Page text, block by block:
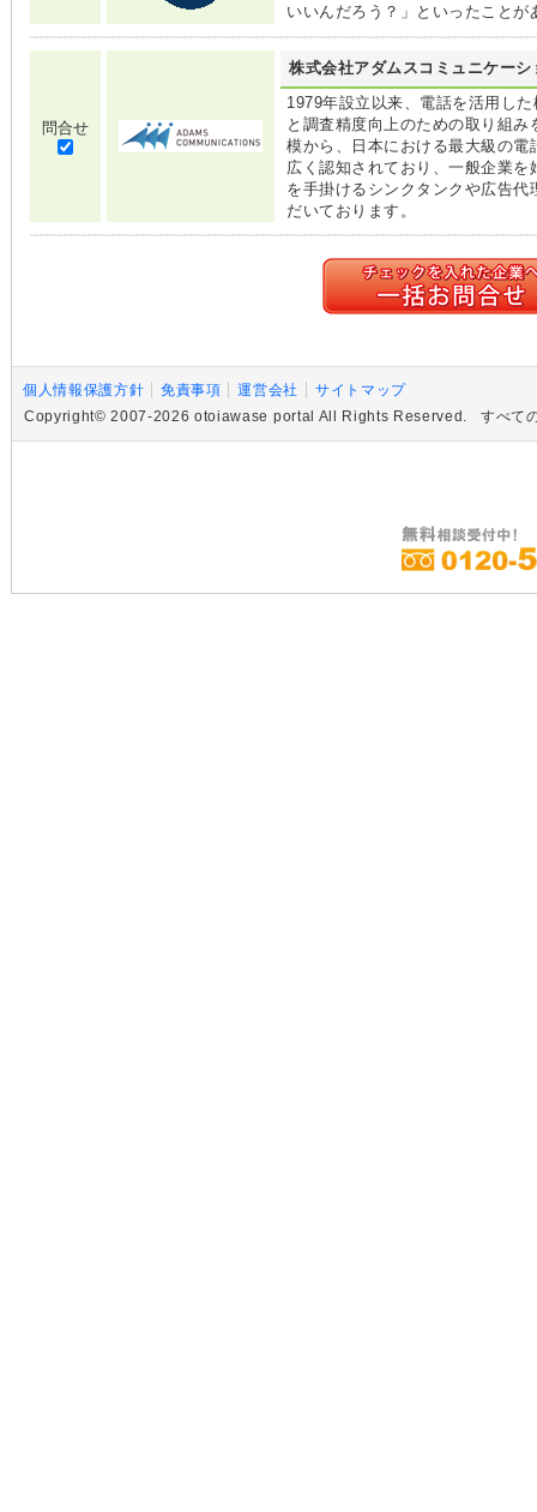
いいんだろう？」といったこと
問合せ
株式会社アダムスコミュニケーシ
1979年設立以来、電話を活用し
と調査精度向上のための取り組
模から、日本における最大級の
広く認知されており、一般企業
を手掛けるシンクタンクや広告
だいております。
個人情報保護方針 免責事項 運営会社
サイトマップ
Copyright© 2007-2026 otoiawase portal All Rights Reserved. すべての